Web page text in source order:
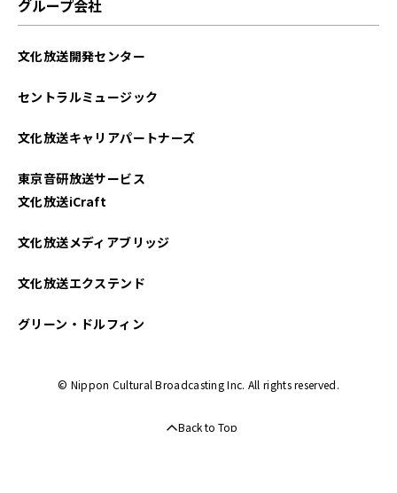
グループ会社
文化放送開発センター
セントラルミュージック
文化放送キャリアパートナーズ
東京音研放送サービス
文化放送iCraft
文化放送メディアブリッジ
文化放送エクステンド
グリーン・ドルフィン
© Nippon Cultural Broadcasting Inc. All rights reserved.
Back to Top